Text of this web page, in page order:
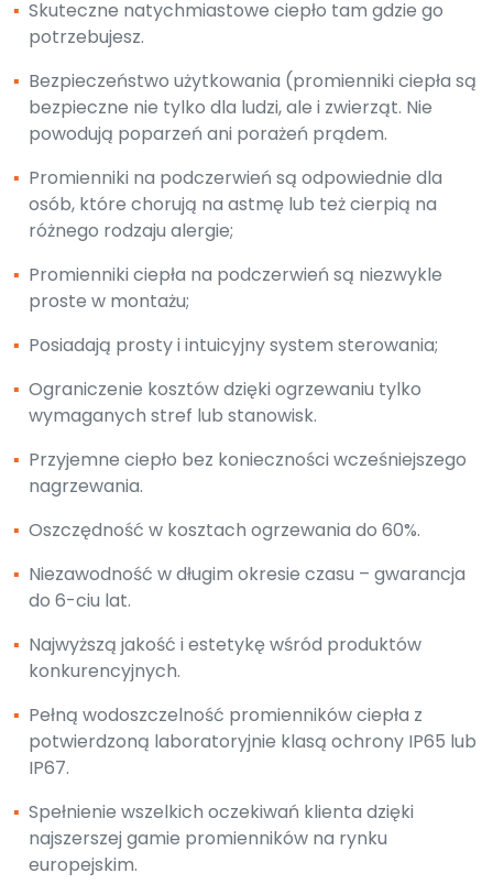
▪ Skuteczne natychmiastowe ciepło tam gdzie go
potrzebujesz.
▪ Bezpieczeństwo użytkowania (promienniki ciepła są
bezpieczne nie tylko dla ludzi, ale i zwierząt. Nie
powodują poparzeń ani porażeń prądem.
▪ Promienniki na podczerwień są odpowiednie dla
osób, które chorują na astmę lub też cierpią na
różnego rodzaju alergie;
▪ Promienniki ciepła na podczerwień są niezwykle
proste w montażu;
▪ Posiadają prosty i intuicyjny system sterowania;
▪ Ograniczenie kosztów dzięki ogrzewaniu tylko
wymaganych stref lub stanowisk.
▪ Przyjemne ciepło bez konieczności wcześniejszego
nagrzewania.
▪ Oszczędność w kosztach ogrzewania do 60%.
▪ Niezawodność w długim okresie czasu – gwarancja
do 6-ciu lat.
▪ Najwyższą jakość i estetykę wśród produktów
konkurencyjnych.
▪ Pełną wodoszczelność promienników ciepła z
potwierdzoną laboratoryjnie klasą ochrony IP65 lub
IP67.
▪ Spełnienie wszelkich oczekiwań klienta dzięki
najszerszej gamie promienników na rynku
europejskim.